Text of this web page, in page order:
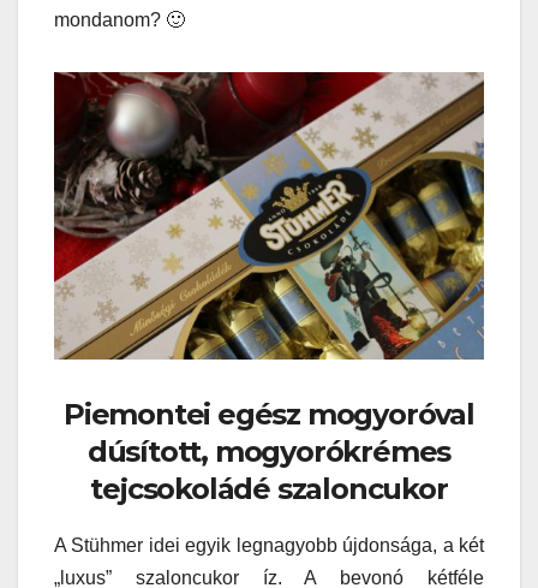
mondanom? 🙂
Piemontei egész mogyoróval
dúsított, mogyorókrémes
tejcsokoládé szaloncukor
A Stühmer idei egyik legnagyobb újdonsága, a két
„luxus” szaloncukor íz. A bevonó kétféle